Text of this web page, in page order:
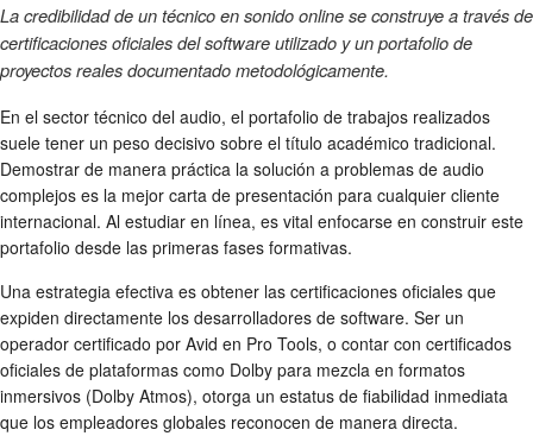
La credibilidad de un técnico en sonido online se construye a través de
certificaciones oficiales del software utilizado y un portafolio de
proyectos reales documentado metodológicamente.
En el sector técnico del audio, el portafolio de trabajos realizados
suele tener un peso decisivo sobre el título académico tradicional.
Demostrar de manera práctica la solución a problemas de audio
complejos es la mejor carta de presentación para cualquier cliente
internacional. Al estudiar en línea, es vital enfocarse en construir este
portafolio desde las primeras fases formativas.
Una estrategia efectiva es obtener las certificaciones oficiales que
expiden directamente los desarrolladores de software. Ser un
operador certificado por Avid en Pro Tools, o contar con certificados
oficiales de plataformas como Dolby para mezcla en formatos
inmersivos (Dolby Atmos), otorga un estatus de fiabilidad inmediata
que los empleadores globales reconocen de manera directa.